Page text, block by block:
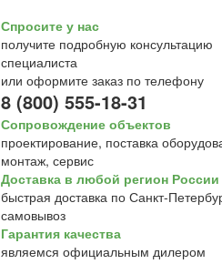
Спросите у нас
получите подробную консультацию
специалиста
или оформите заказ по телефону
8 (800) 555-18-31
Сопровождение объектов
проектирование, поставка
монтаж, сервис
Доставка в любой регион России
быстрая доставка по Санкт-
самовывоз
Гарантия качества
являемся официальным дилером